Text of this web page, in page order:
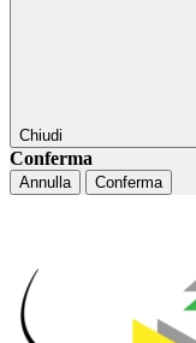
Chiudi
Conferma
Annulla Conferma